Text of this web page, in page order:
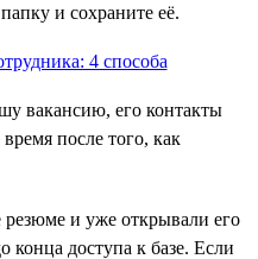
и сохраните её.
вакансию, его контакты
после того, как
и уже открывали его
конца доступа к базе. Если